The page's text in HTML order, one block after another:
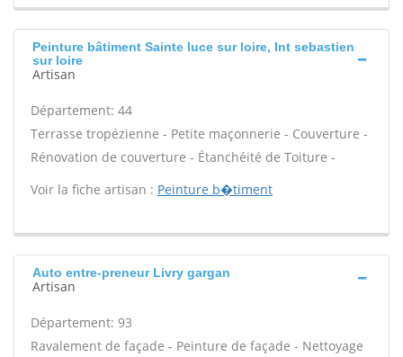
Peinture bâtiment Sainte luce sur loire, Int sebastien
sur loire
Artisan
Département: 44
Terrasse tropézienne - Petite maçonnerie - Couverture -
Rénovation de couverture - Étanchéité de Toiture -
Voir la fiche artisan : Peinture b�timent
Auto entre-preneur Livry gargan
Artisan
Département: 93
Ravalement de façade - Peinture de façade - Nettoyage